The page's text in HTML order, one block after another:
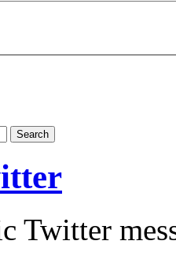
Twitter